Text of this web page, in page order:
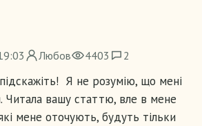
Любов 4403 2
Я не розумію, що мені
Читала вашу статтю, вле в мене
мене оточують, будуть тільки